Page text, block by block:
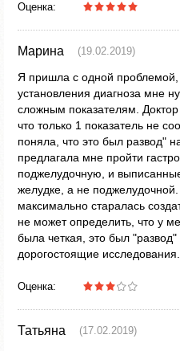
Оценка:
Марина (19.02.2019)
Я пришла с одной проблемой,
установления диагноза мне
сложным показателям.
что только 1 показатель не
поняла, что это был развод"
предлагала мне пройти
поджелудочную, и
желудке, а не
максимально старалась
не может определить, что у
была четкая, это был
дорогостоящие
Оценка:
Татьяна (17.02.2019)